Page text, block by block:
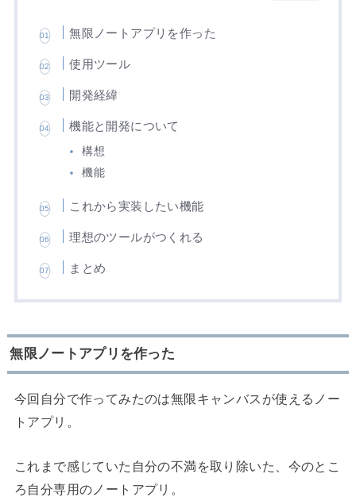
無限ノートアプリを作った
使用ツール
開発経緯
機能と開発について
構想
機能
これから実装したい機能
理想のツールがつくれる
まとめ
無限ノートアプリを作った
今回自分で作ってみたのは無限キャンバスが使えるノー
トアプリ。
これまで感じていた自分の不満を取り除いた、今のとこ
ろ自分専用のノートアプリ。